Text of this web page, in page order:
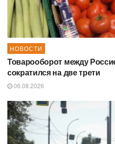
НОВОСТИ
Товарооборот между
сократился на две трети
06.08.2026